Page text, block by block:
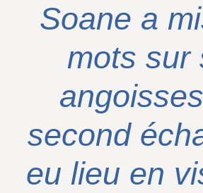
Soane a
mots sur
second
eu lieu en